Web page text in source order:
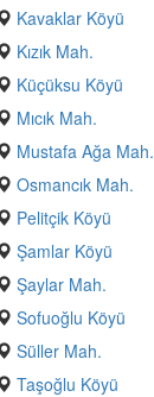
Kavaklar Köyü
Kızık Mah.
Küçüksu Köyü
Mıcık Mah.
Mustafa Ağa Mah.
Osmancık Mah.
Pelitçik Köyü
Şamlar Köyü
Şaylar Mah.
Sofuoğlu Köyü
Süller Mah.
Taşoğlu Köyü